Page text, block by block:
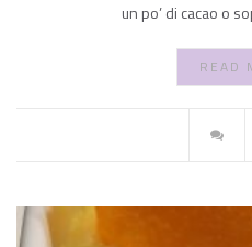
un po’ di cacao o
READ